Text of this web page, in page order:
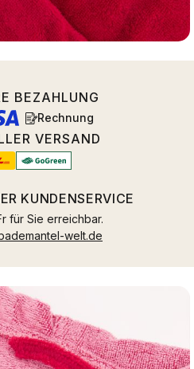
BEZAHLUNG
Rechnung
VERSAND
KUNDENSERVICE
für Sie erreichbar.
welt.de